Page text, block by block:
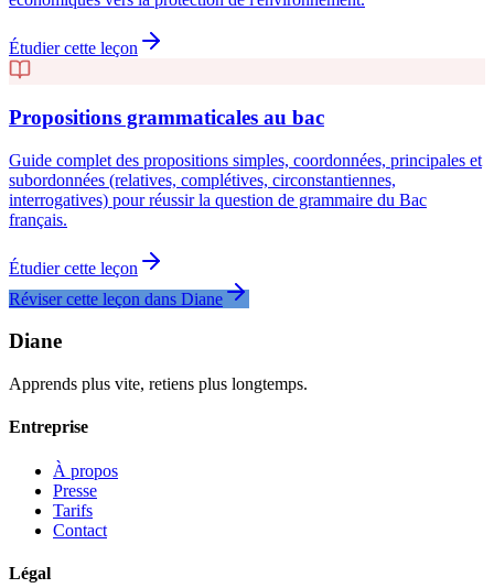
Étudier cette leçon
Propositions grammaticales au bac
Guide complet des propositions simples, coordonnées, principales et
subordonnées (relatives, complétives, circonstantiennes,
interrogatives) pour réussir la question de grammaire du Bac
français.
Étudier cette leçon
Réviser cette leçon dans Diane
Diane
Apprends plus vite, retiens plus longtemps.
Entreprise
À propos
Presse
Tarifs
Contact
Légal